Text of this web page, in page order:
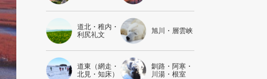
道北・稚内・
利尻礼文
旭川・層雲峡
道東（網走・
北見・知床）
釧路・阿寒・
川湯・根室